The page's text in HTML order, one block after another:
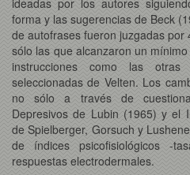
forma y las sugerencias de Beck
de autofrases fueron juzgadas
sólo las que alcanzaron un
instrucciones como las
seleccionadas de Velten. Los
no sólo a través de
Depresivos de Lubin (1965) y el
de Spielberger, Gorsuch y
de índices psicofisiológicos -
respuestas electrodermales.